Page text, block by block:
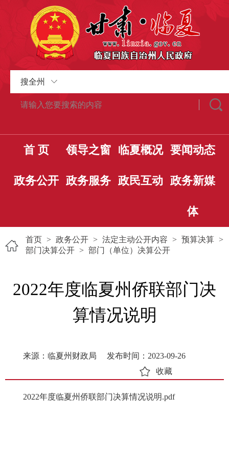
搜全州
首 页 领导之窗 临夏概况 要闻动态
政务公开 政务服务 政民互动 政务新媒
体
首页 > 政务公开 > 法定主动公开内容 > 预算决算 >
部门决算公开 > 部门（单位）决算公开
2022年度临夏州侨联部门决
算情况说明
来源：临夏州财政局
发布时间：2023-09-26
收藏
2022年度临夏州侨联部门决算情况说明.pdf